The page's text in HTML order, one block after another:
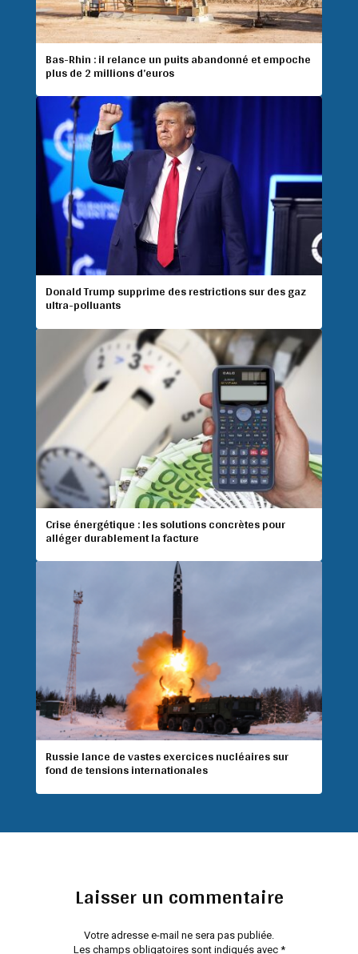
Bas-Rhin : il relance un puits abandonné et empoche
plus de 2 millions d’euros
Donald Trump supprime des restrictions sur des gaz
ultra-polluants
Crise énergétique : les solutions concrètes pour
alléger durablement la facture
Russie lance de vastes exercices nucléaires sur
fond de tensions internationales
Laisser un commentaire
Votre adresse e-mail ne sera pas publiée.
Les champs obligatoires sont indiqués avec *